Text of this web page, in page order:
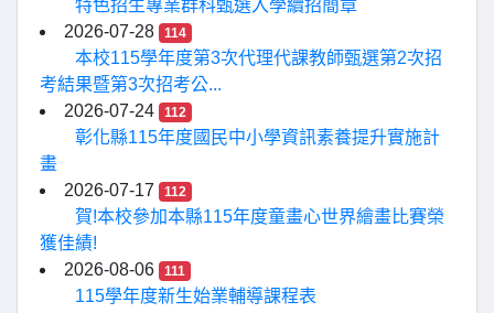
特色招生專業群科甄選入學續招簡章
2026-07-28
114
本校115學年度第3次代理代課教師甄選第2次招
考結果暨第3次招考公...
2026-07-24
112
彰化縣115年度國民中小學資訊素養提升實施計
畫
2026-07-17
112
賀!本校參加本縣115年度童畫心世界繪畫比賽榮
獲佳績!
2026-08-06
111
115學年度新生始業輔導課程表